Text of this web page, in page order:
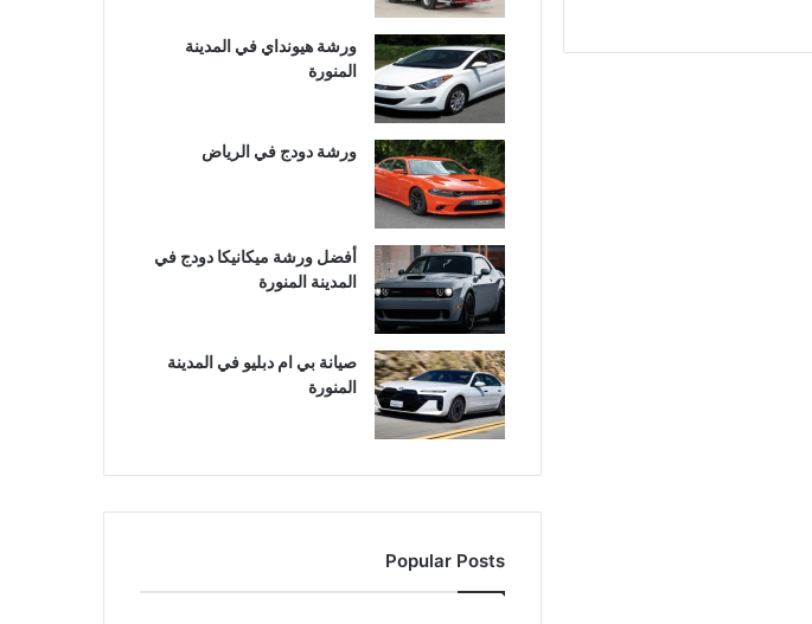
ورشة هيونداي في المدينة
المنورة
ورشة دودج في الرياض
أفضل ورشة ميكانيكا دودج في
المدينة المنورة
صيانة بي ام دبليو في المدينة
المنورة
Popular Posts